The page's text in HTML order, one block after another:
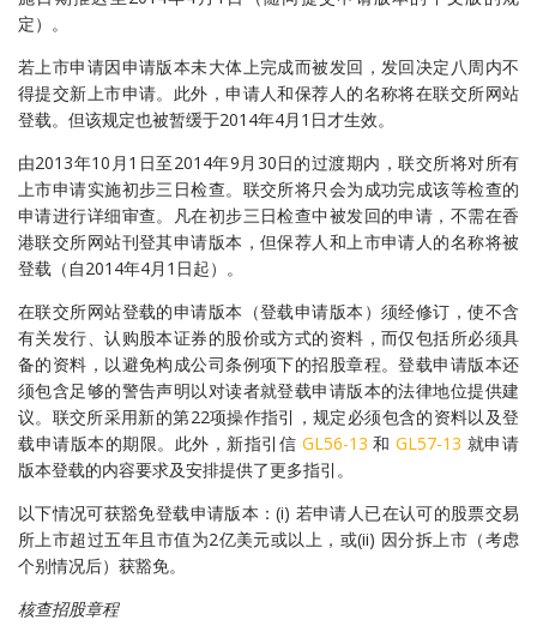
定）。
若上市申请因申请版本未大体上完成而被发回，发回决定八周内不
得提交新上市申请。此外，申请人和保荐人的名称将在联交所网站
登载。但该规定也被暂缓于2014年4月1日才生效。
由2013年10月1日至2014年9月30日的过渡期内，联交所将对所有
上市申请实施初步三日检查。联交所将只会为成功完成该等检查的
申请进行详细审查。凡在初步三日检查中被发回的申请，不需在香
港联交所网站刊登其申请版本，但保荐人和上市申请人的名称将被
登载（自2014年4月1日起）。
在联交所网站登载的申请版本（登载申请版本）须经修订，使不含
有关发行、认购股本证券的股价或方式的资料，而仅包括所必须具
备的资料，以避免构成公司条例项下的招股章程。登载申请版本还
须包含足够的警告声明以对读者就登载申请版本的法律地位提供建
议。联交所采用新的第22项操作指引，规定必须包含的资料以及登
载申请版本的期限。此外，新指引信 GL56-13 和GL57-13 就申请
版本登载的内容要求及安排提供了更多指引。
以下情况可获豁免登载申请版本：(i) 若申请人已在认可的股票交易
所上市超过五年且市值为2亿美元或以上，或(ii) 因分拆上市（考虑
个别情况后）获豁免。
核查招股章程